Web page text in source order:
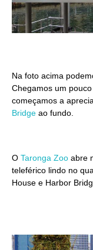
Na foto acima
Chegamos um
começamos a
Bridge ao fundo.
O Taronga Zoo abre
teleférico lindo no
House e Harbor